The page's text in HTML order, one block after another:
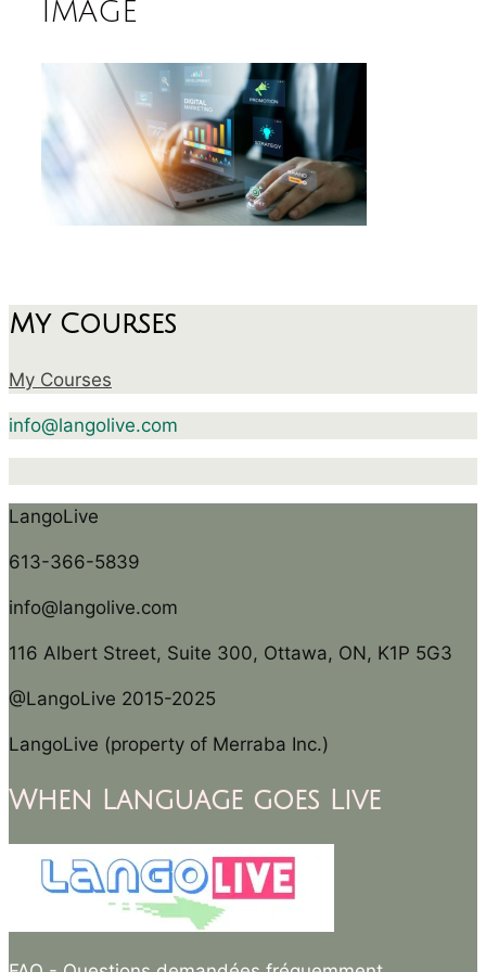
image
My Courses
My Courses
info@langolive.com
LangoLive
613-366-5839
info@langolive.com
116 Albert Street, Suite 300, Ottawa, ON, K1P 5G3
@LangoLive 2015-2025
LangoLive (property of Merraba Inc.)
When Language goes Live